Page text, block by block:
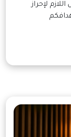
لإحراز